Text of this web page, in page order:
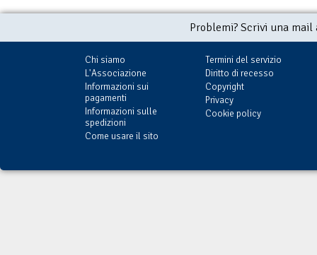
Problemi? Scrivi una
Chi siamo
L'Associazione
Informazioni sui
pagamenti
Informazioni sulle
spedizioni
Come usare il sito
Termini del servizio
Diritto di recesso
Copyright
Privacy
Cookie policy